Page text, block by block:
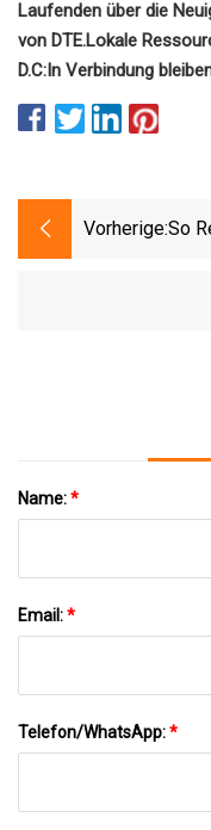
Laufenden über die
von DTE.Lokale
D.C:In Verbindung
Vorherige:So
Name:*
Email:*
Telefon/WhatsApp:*